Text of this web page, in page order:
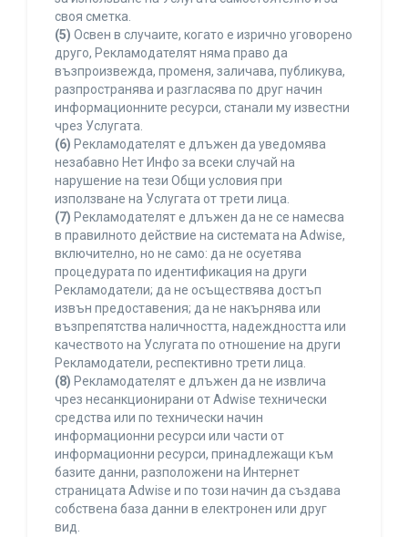
своя сметка.
(5) Освен в случаите, когато е изрично уговорено
друго, Рекламодателят няма право да
възпроизвежда, променя, заличава, публикува,
разпространява и разгласява по друг начин
информационните ресурси, станали му известни
чрез Услугата.
(6) Рекламодателят е длъжен да уведомява
незабавно Нет Инфо за всеки случай на
нарушение на тези Общи условия при
използване на Услугата от трети лица.
(7) Рекламодателят е длъжен да не се намесва
в правилното действие на системата на Adwise,
включително, но не само: да не осуетява
процедурата по идентификация на други
Рекламодатели; да не осъществява достъп
извън предоставения; да не накърнява или
възпрепятства наличността, надеждността или
качеството на Услугата по отношение на други
Рекламодатели, респективно трети лица.
(8) Рекламодателят е длъжен да не извлича
чрез несанкционирани от Adwise технически
средства или по технически начин
информационни ресурси или части от
информационни ресурси, принадлежащи към
базите данни, разположени на Интернет
страницата Adwise и по този начин да създава
собствена база данни в електронен или друг
вид.